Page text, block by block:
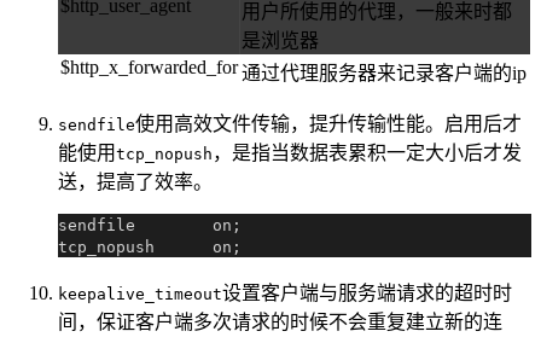
$http_user_agent
用户所使用的代理，一般来时都
是浏览器
$http_x_forwarded_for通过代理服务器来记录客户端的ip
sendfile使用高效文件传输，提升传输性能。启用后才
能使用 tcp_nopush ，是指当数据表累积一定大小后才发
送，提高了效率。
sendfile        on;
keepalive_timeout设置客户端与服务端请求的超时时
间，保证客户端多次请求的时候不会重复建立新的连